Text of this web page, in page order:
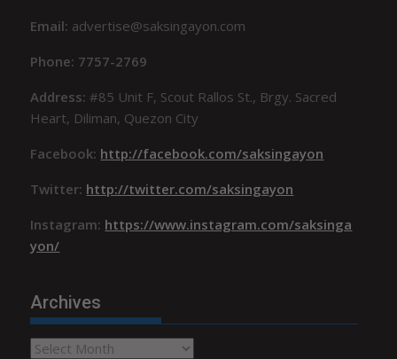
Email: advertise@saksingayon.com
Phone: 7757-2769
Address:#85 Unit F, Scout Rallos St., Brgy. Sacred
Heart, Diliman, Quezon City
Facebook: http://facebook.com/saksingayon
Twitter: http://twitter.com/saksingayon
Instagram: https://www.instagram.com/saksinga
yon/
Archives
Archives